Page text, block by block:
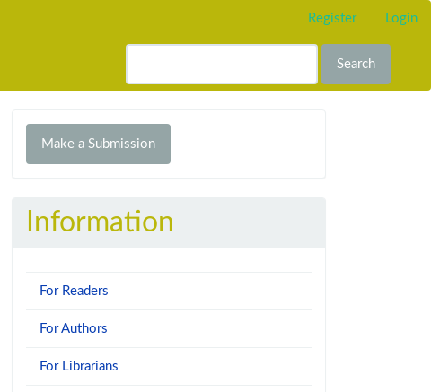
Register Login
Search
Make
Make a Submission
Information
For Readers
For Authors
For Librarians